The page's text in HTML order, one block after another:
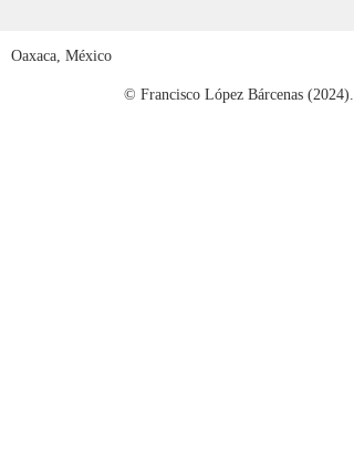
Oaxaca, México
© Francisco López Bárcenas (2024).